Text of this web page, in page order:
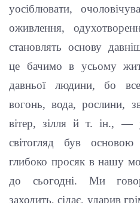
уосіблювати,
оживлення,
становлять основу
це бачимо в усьому
давньої людини, бо
вогонь, вода, рослини,
вітер, зілля й т. ін., —
світогляд був основою
глибоко просяк в нашу
до сьогодні. Ми
заходить, сідає, ударив